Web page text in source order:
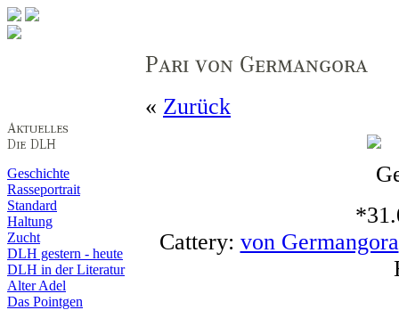
Geschichte
Rasseportrait
Standard
Haltung
Zucht
DLH gestern - heute
DLH in der Literatur
Alter Adel
Das Pointgen
« Zurück
Cattery: von Germangora